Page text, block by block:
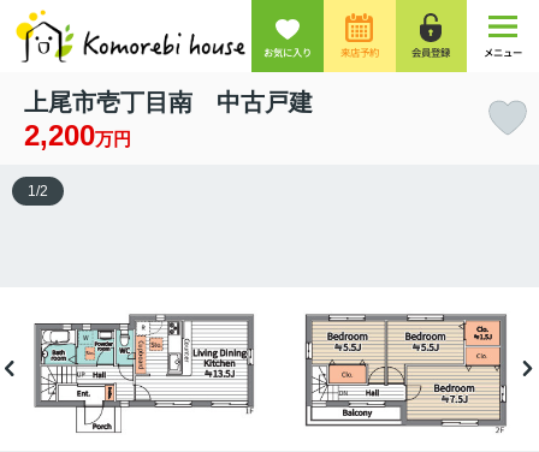
お気に入り 来店予約 会員登録 メニュー
上尾市壱丁目南 中古戸建
2,200万円
1 /2